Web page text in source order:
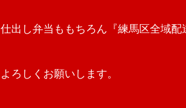
仕出し弁当ももちろん『練馬区全域配
よろしくお願いします。